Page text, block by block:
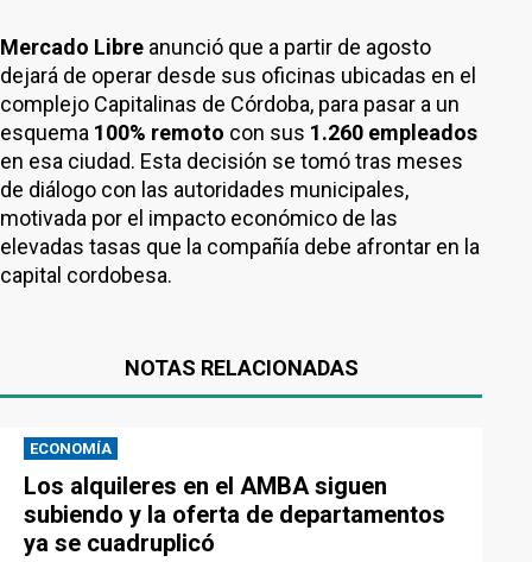
Mercado Libre anunció que a partir de agosto
dejará de operar desde sus oficinas ubicadas en el
complejo Capitalinas de Córdoba, para pasar a un
esquema 100% remoto con sus 1.260 empleados
en esa ciudad. Esta decisión se tomó tras meses
de diálogo con las autoridades municipales,
motivada por el impacto económico de las
elevadas tasas que la compañía debe afrontar en la
capital cordobesa.
NOTAS RELACIONADAS
ECONOMÍA
Los alquileres en el AMBA siguen
subiendo y la oferta de departamentos
ya se cuadruplicó